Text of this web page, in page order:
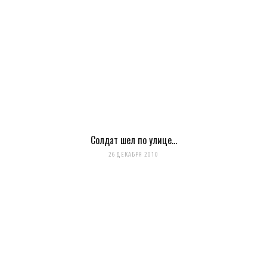
Солдат шел по улице…
26 ДЕКАБРЯ 2010